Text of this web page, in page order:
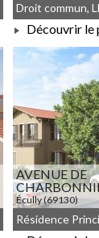
À PARTIR
Découvrir le
AVENUE DE
Écully (69130)
À PARTIR DE 219